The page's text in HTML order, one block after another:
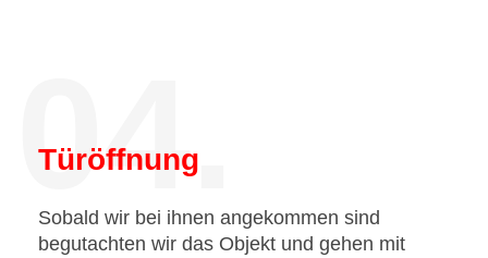
04.
Türöffnung
Sobald wir bei ihnen angekommen sind
begutachten wir das Objekt und gehen mit